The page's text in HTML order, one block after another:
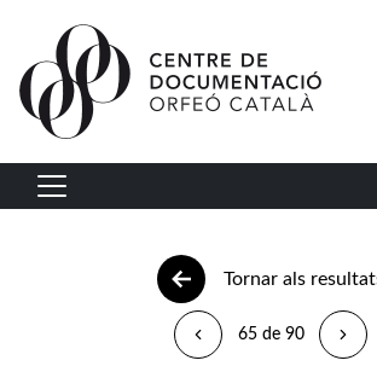
Vés al contingut
Navegació principal
Tornar als
65 de 90